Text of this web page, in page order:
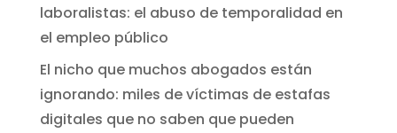
laboralistas: el abuso de temporalidad en
el empleo público
El nicho que muchos abogados están
ignorando: miles de víctimas de estafas
digitales que no saben que pueden